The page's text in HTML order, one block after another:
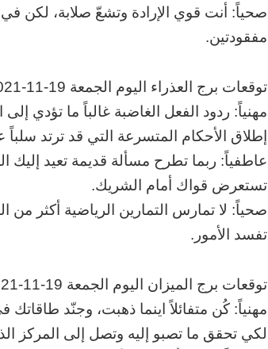
صحياً: أنت قوي الإرادة وتشعّ صلابة، لكن
مفقودتين.
توقعات برج العذراء اليوم الجمعة 19-11-2021
مهنياً: ردود الفعل الغاضبة غالباً ما تؤدي
إطلاق الأحكام المتسرعة التي قد ترتد سلباً
عاطفياً: ربما تطرح مسألة قديمة تعيد إليك
تستعرض قواك أمام الشريك.
صحياً: لا تمارس التمارين الرياضية أكثر
تفسد الأمور.
توقعات برج الميزان اليوم الجمعة 19-11-2021
مهنياً: كُن متفائلاً اينما ذهبت، وجنّد
لكي تحقق ما تصبو إليه وتصل إلى